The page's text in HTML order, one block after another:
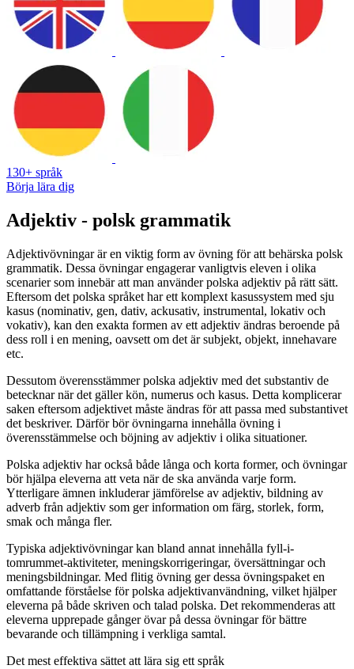
130+ språk
Börja lära dig
Adjektiv - polsk grammatik
Adjektivövningar är en viktig form av övning för att behärska polsk
grammatik. Dessa övningar engagerar vanligtvis eleven i olika
scenarier som innebär att man använder polska adjektiv på rätt sätt.
Eftersom det polska språket har ett komplext kasussystem med sju
kasus (nominativ, gen, dativ, ackusativ, instrumental, lokativ och
vokativ), kan den exakta formen av ett adjektiv ändras beroende på
dess roll i en mening, oavsett om det är subjekt, objekt, innehavare
etc.
Dessutom överensstämmer polska adjektiv med det substantiv de
betecknar när det gäller kön, numerus och kasus. Detta komplicerar
saken eftersom adjektivet måste ändras för att passa med substantivet
det beskriver. Därför bör övningarna innehålla övning i
överensstämmelse och böjning av adjektiv i olika situationer.
Polska adjektiv har också både långa och korta former, och övningar
bör hjälpa eleverna att veta när de ska använda varje form.
Ytterligare ämnen inkluderar jämförelse av adjektiv, bildning av
adverb från adjektiv som ger information om färg, storlek, form,
smak och många fler.
Typiska adjektivövningar kan bland annat innehålla fyll-i-
tomrummet-aktiviteter, meningskorrigeringar, översättningar och
meningsbildningar. Med flitig övning ger dessa övningspaket en
omfattande förståelse för polska adjektivanvändning, vilket hjälper
eleverna på både skriven och talad polska. Det rekommenderas att
eleverna upprepade gånger övar på dessa övningar för bättre
bevarande och tillämpning i verkliga samtal.
Det mest effektiva sättet att lära sig ett språk